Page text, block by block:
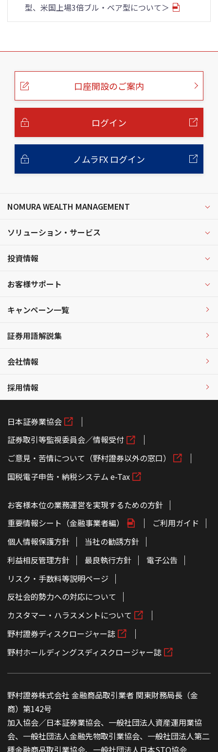
型、米国上場3倍ブル・ベア型について＞
こ
口座開設のご案内
ログイン
ノムラFX ログイン
NOMURA WEALTH MANAGEMENT
ソリューション・サービス
投資情報
お客様サポート
キャンペーン一覧
証券用語解説集
会社情報
採用情報
日本証券業協会
証券取引等監視委員会／情報受付
ご意見・苦情について（野村證券以外の窓口）
国税電子申告・納税システム e-Tax
お客様本位の業務運営を実現するための方針
重要情報シート（金融事業者編）
ご利用ガイド
個人情報保護方針
当社の勧誘方針
利益相反管理方針
最良執行方針
電子公告
リスク・手数料等説明ページ
反社会的勢力への対応について
カスタマー・ハラスメントについて
野村證券ディスクロージャー誌
野村ホールディングスディスクロージャー誌
野村證券株式会社 金融商品取引業者 関東財務局長（金
商）第142号
加入協会／日本証券業協会、一般社団法人資産運用業協
会、一般社団法人金融先物取引業協会、一般社団法人第二